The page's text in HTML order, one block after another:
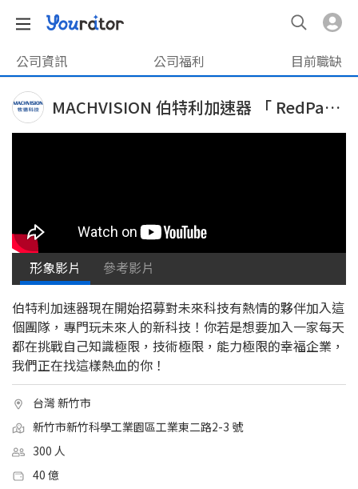
公司資訊 公司福利 目前職缺
MACHVISION 伯特利加速器 「 RedPay 」
形象影片 參考影片
伯特利加速器現在開始招募對未來科技有熱情的夥伴加入這
個團隊，專門玩未來人的新科技！你若是想要加入一家每天
都在挑戰自己知識極限，技術極限，能力極限的幸福企業，
我們正在找這樣熱血的你！
台灣 新竹市
新竹市新竹科學工業園區工業東二路2-3 號
300 人
40 億